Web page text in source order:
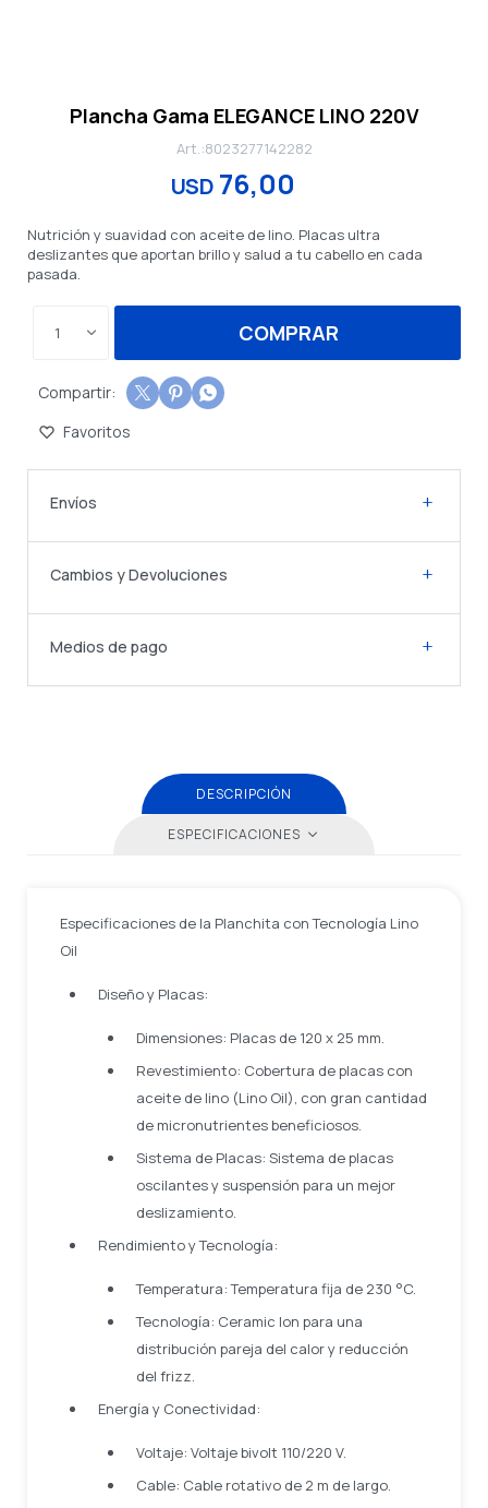
Plancha Gama ELEGANCE LINO 220V
8023277142282
USD 76,00
Nutrición y suavidad con aceite de lino. Placas ultra
deslizantes que aportan brillo y salud a tu cabello en cada
pasada.
1 COMPRAR
  
Envíos
Cambios y Devoluciones
Medios de pago
DESCRIPCIÓN
ESPECIFICACIONES
Especificaciones de la Planchita con Tecnología Lino
Oil
Diseño y Placas:
Dimensiones: Placas de 120 x 25 mm.
Revestimiento: Cobertura de placas con
aceite de lino (Lino Oil), con gran cantidad
de micronutrientes beneficiosos.
Sistema de Placas: Sistema de placas
oscilantes y suspensión para un mejor
deslizamiento.
Rendimiento y Tecnología:
Temperatura: Temperatura fija de 230 °C.
Tecnología: Ceramic Ion para una
distribución pareja del calor y reducción
del frizz.
Energía y Conectividad:
Voltaje: Voltaje bivolt 110/220 V.
Cable: Cable rotativo de 2 m de largo.